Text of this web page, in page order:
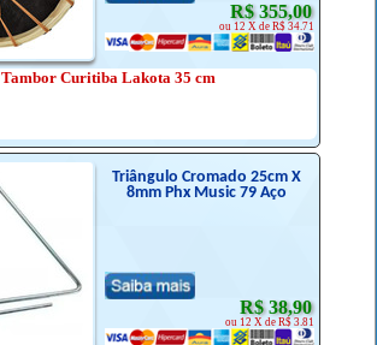
R$ 355,00
ou 12 X de R$ 34.71
Tambor Curitiba Lakota 35 cm
Triângulo Cromado 25cm X
8mm Phx Music 79 Aço
R$ 38,90
ou 12 X de R$ 3.81